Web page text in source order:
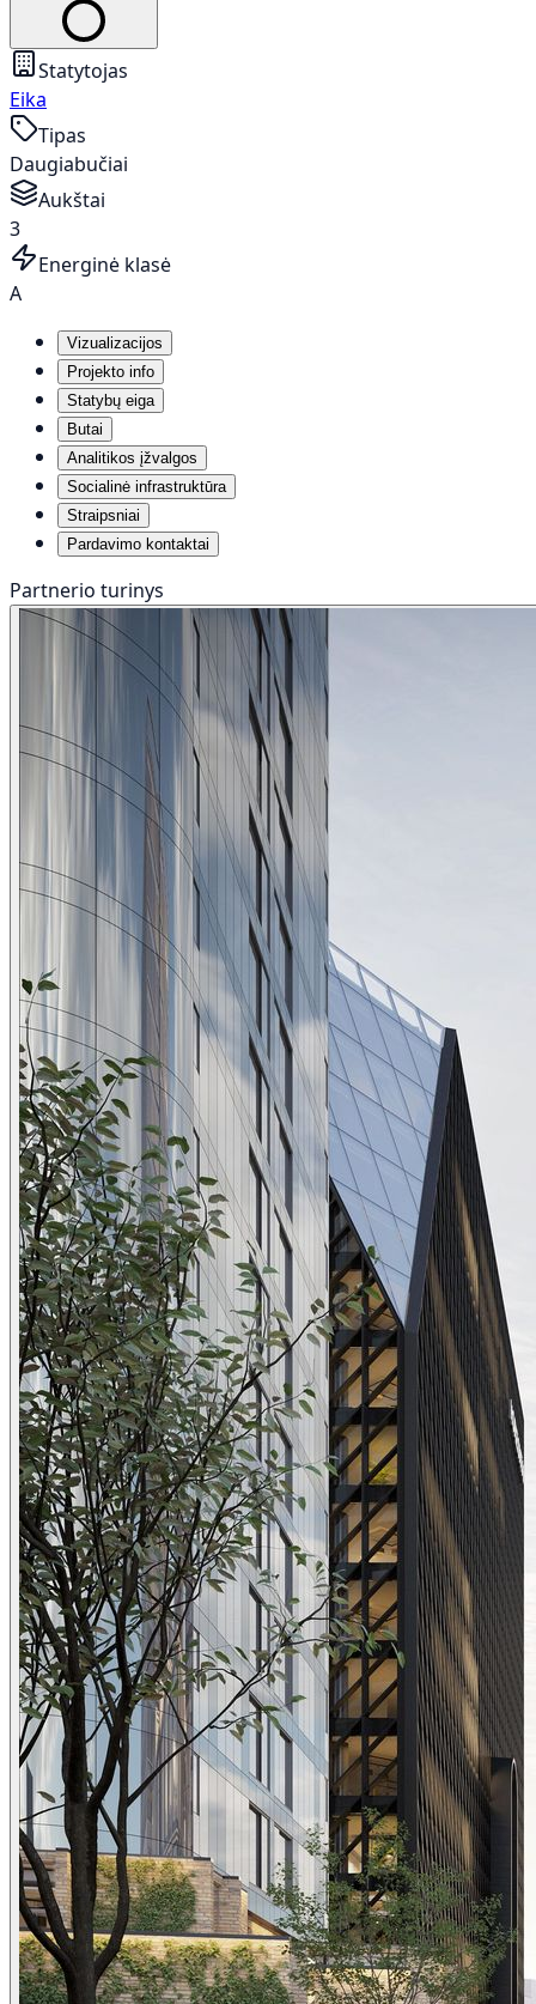
Statytojas
Eika
Tipas
Daugiabučiai
Aukštai
3
Energinė klasė
A
Vizualizacijos
Projekto info
Statybų eiga
Butai
Analitikos įžvalgos
Socialinė infrastruktūra
Straipsniai
Pardavimo kontaktai
Partnerio turinys